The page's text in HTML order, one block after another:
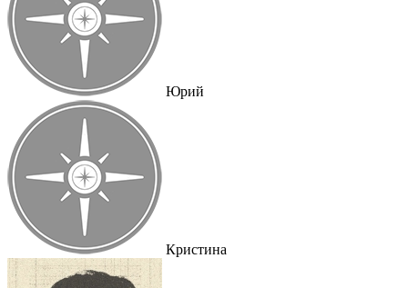
Юрий
Кристина